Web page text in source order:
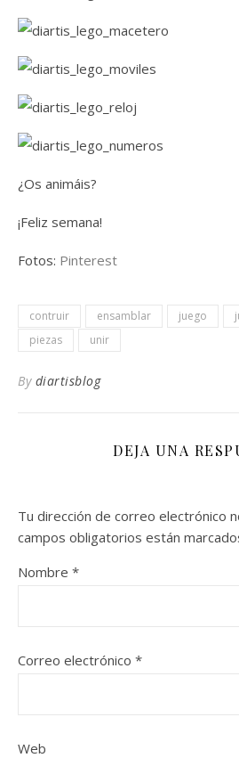
¿Os animáis?
¡Feliz semana!
Fotos: Pinterest
contruir ensamblar juego
piezas
unir
By diartisblog
DEJA UNA
Tu dirección de correo electrónico
campos obligatorios están
Nombre *
Correo electrónico *
Web